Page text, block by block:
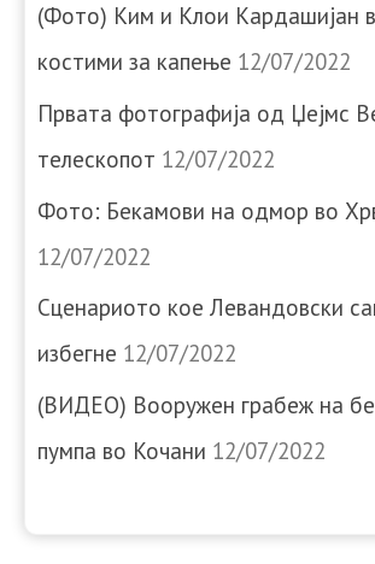
(Фото) Ким и Клои Кардашијан
костими за капење 12/07/2022
Првата фотографија од Џејмс
телескопот 12/07/2022
Фото: Бекамови на одмор во
12/07/2022
Сценариото кое Левандовски
избегне 12/07/2022
(ВИДЕО) Вооружен грабеж на
пумпа во Кочани 12/07/2022